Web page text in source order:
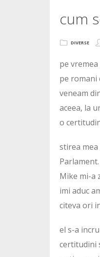
cum
DIVERSE
pe
pe romani
veneam
aceea, la
o
stirea
Parlament.
Mike mi-a
imi aduc
citeva ori
el s-a
certitudini